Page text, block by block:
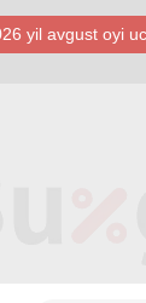
yil avgust oyi